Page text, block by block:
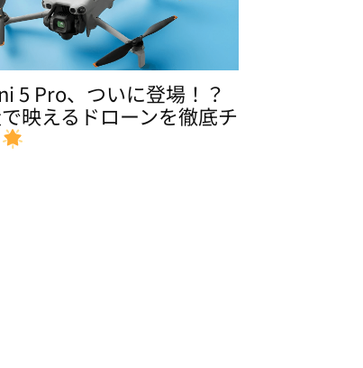
5 Pro、ついに登場！？
映えるドローンを徹底チ